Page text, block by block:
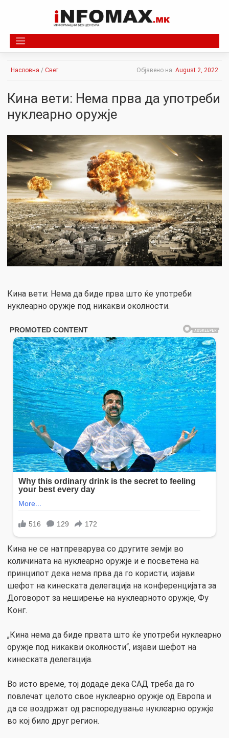
Насловна / Свет Објавено на: August 2, 2022
Кина вети: Нема прва да употреби
нуклеарно оружје
Кина вети: Нема да биде прва што ќе употреби
нуклеарно оружје под никакви околности.
Кина не се натпреварува со другите земји во
количината на нуклеарно оружје и е посветена на
принципот дека нема прва да го користи, изјави
шефот на кинеската делегација на конференцијата за
Договорот за неширење на нуклеарното оружје, Фу
Конг.
„Кина нема да биде првата што ќе употреби нуклеарно
оружје под никакви околности“, изјави шефот на
кинеската делегација.
Во исто време, тој додаде дека САД треба да го
повлечат целото свое нуклеарно оружје од Европа и
да се воздржат од распоредување нуклеарно оружје
во кој било друг регион.